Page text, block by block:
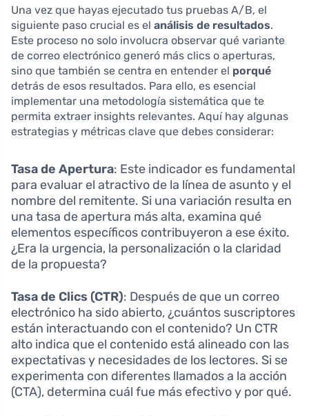
Una vez que hayas ejecutado tus pruebas A/B, el
siguiente paso crucial es el análisis de resultados.
Este proceso no solo involucra observar qué variante
de correo electrónico generó más clics o aperturas,
sino que también se centra en entender el porqué
detrás de esos resultados. Para ello, es esencial
implementar una metodología sistemática que te
permita extraer insights relevantes. Aquí hay algunas
estrategias y métricas clave que debes considerar:
Tasa de Apertura: Este indicador es fundamental
para evaluar el atractivo de la línea de asunto y el
nombre del remitente. Si una variación resulta en
una tasa de apertura más alta, examina qué
elementos específicos contribuyeron a ese éxito.
¿Era la urgencia, la personalización o la claridad
de la propuesta?
Tasa de Clics (CTR): Después de que un correo
electrónico ha sido abierto, ¿cuántos suscriptores
están interactuando con el contenido? Un CTR
alto indica que el contenido está alineado con las
expectativas y necesidades de los lectores. Si se
experimenta con diferentes llamados a la acción
(CTA), determina cuál fue más efectivo y por qué.